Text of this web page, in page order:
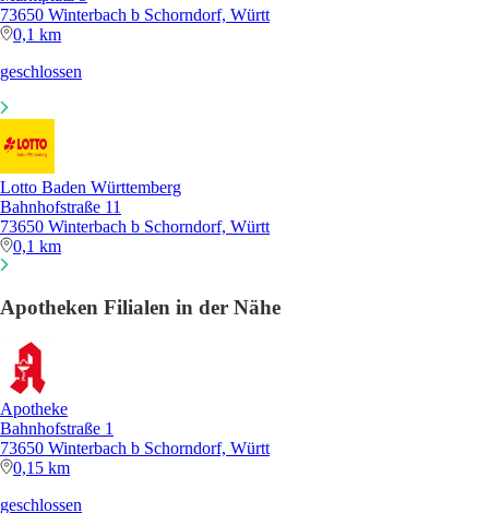
73650 Winterbach b Schorndorf, Württ
0,1 km
geschlossen
Lotto Baden Württemberg
Bahnhofstraße 11
73650 Winterbach b Schorndorf, Württ
0,1 km
Apotheken Filialen in der Nähe
Apotheke
Bahnhofstraße 1
73650 Winterbach b Schorndorf, Württ
0,15 km
geschlossen